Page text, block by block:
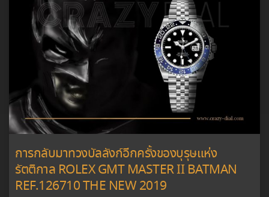
การกลับมาทวงบัลลังก์อีกครั้งของบุรุษแห่ง
รัตติกาล ROLEX GMT MASTER II BATMAN
REF.126710 THE NEW 2019